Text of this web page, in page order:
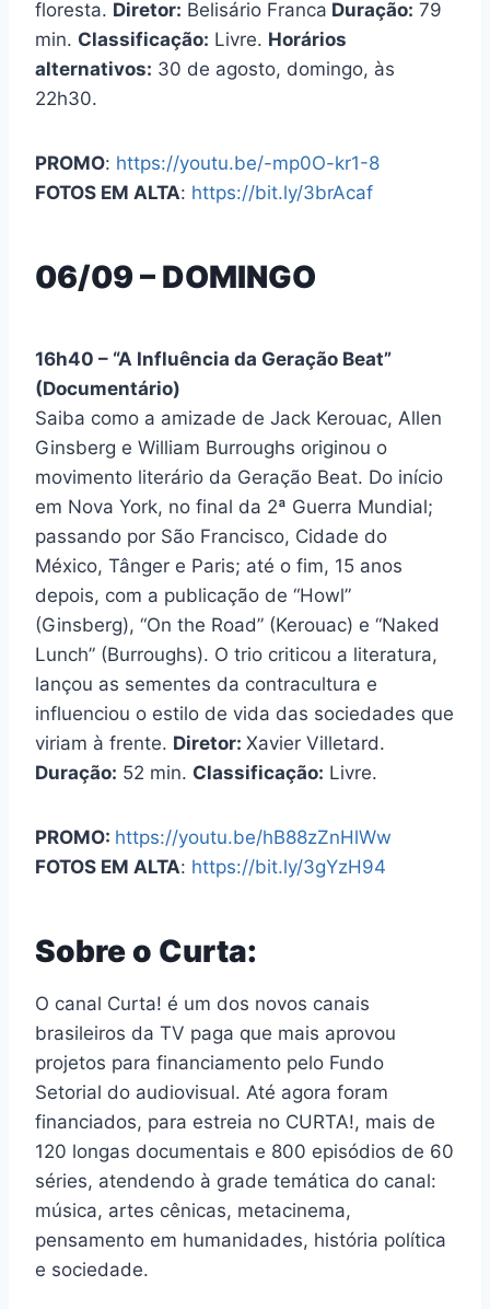
floresta. Diretor: Belisário Franca Duração: 79
min. Classificação: Livre. Horários
alternativos: 30 de agosto, domingo, às
22h30.
PROMO: https://youtu.be/-mp0O-kr1-8
FOTOS EM ALTA: https://bit.ly/3brAcaf
06/09 – DOMINGO
16h40 – “A Influência da Geração Beat”
(Documentário)
Saiba como a amizade de Jack Kerouac, Allen
Ginsberg e William Burroughs originou o
movimento literário da Geração Beat. Do início
em Nova York, no final da 2ª Guerra Mundial;
passando por São Francisco, Cidade do
México, Tânger e Paris; até o fim, 15 anos
depois, com a publicação de “Howl”
(Ginsberg), “On the Road” (Kerouac) e “Naked
Lunch” (Burroughs). O trio criticou a literatura,
lançou as sementes da contracultura e
influenciou o estilo de vida das sociedades que
viriam à frente. Diretor: Xavier Villetard.
Duração: 52 min. Classificação: Livre.
PROMO: https://youtu.be/hB88zZnHlWw
FOTOS EM ALTA: https://bit.ly/3gYzH94
Sobre o Curta:
O canal Curta! é um dos novos canais
brasileiros da TV paga que mais aprovou
projetos para financiamento pelo Fundo
Setorial do audiovisual. Até agora foram
financiados, para estreia no CURTA!, mais de
120 longas documentais e 800 episódios de 60
séries, atendendo à grade temática do canal:
música, artes cênicas, metacinema,
pensamento em humanidades, história política
e sociedade.